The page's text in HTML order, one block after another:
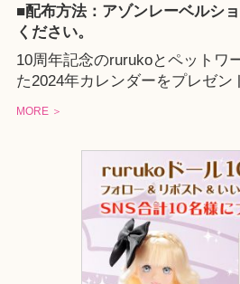
■配布方法： アゾンレーベルシ
ください。
10周年記念のrurukoとペットワ
た2024年カレンダーをプレゼン
MORE ＞